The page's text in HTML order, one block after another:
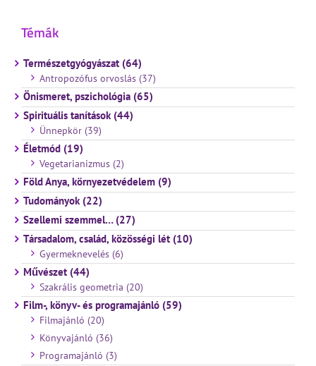
Témák
Természetgyógyászat (64)
Antropozófus orvoslás (37)
Önismeret, pszichológia (65)
Spirituális tanítások (44)
Ünnepkör (39)
Életmód (19)
Vegetarianizmus (2)
Föld Anya, környezetvédelem (9)
Tudományok (22)
Szellemi szemmel… (27)
Társadalom, család, közösségi lét (10)
Gyermeknevelés (6)
Művészet (44)
Szakrális geometria (20)
Film-, könyv- és programajánló (59)
Filmajánló (20)
Könyvajánló (36)
Programajánló (3)